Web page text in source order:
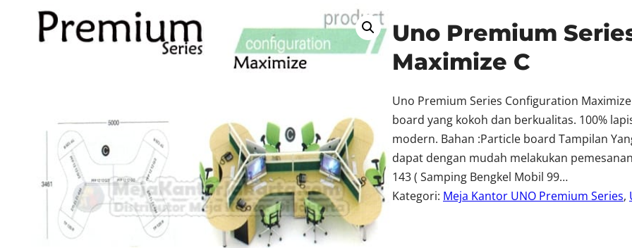
Uno Premium
Maximize C
Uno Premium Series Configuration
board yang kokoh dan berkualitas. 100%
modern. Bahan :Particle board Tampilan
dapat dengan mudah melakukan
143 ( Samping Bengkel Mobil 99…
Kategori: Meja Kantor UNO Premium Series,